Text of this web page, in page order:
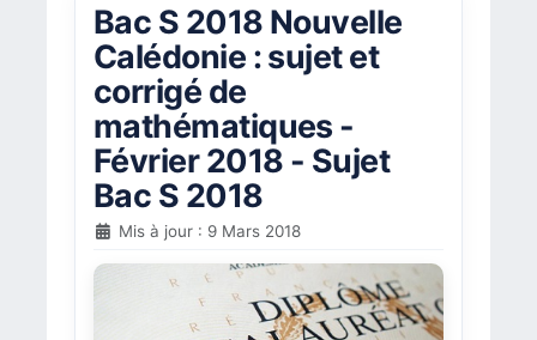
Bac S 2018 Nouvelle
Calédonie : sujet et
corrigé de
mathématiques -
Février 2018 - Sujet
Bac S 2018
Mis à jour : 9 Mars 2018